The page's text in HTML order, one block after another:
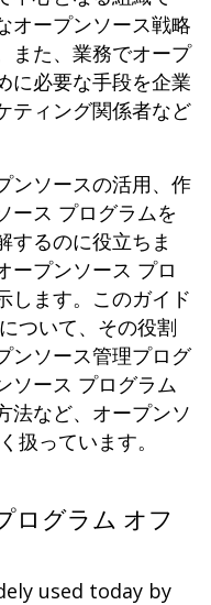
オープンソース戦略
また、業務でオープ
に必要な手段を企業
ティング関係者など
ンソースの活用、作
ース プログラムを
するのに役立ちま
ープンソース プロ
します。このガイド
ついて、その役割
ンソース管理プログ
ソース プログラム
法など、オープンソ
扱っています。
ログラム オフ
used today by